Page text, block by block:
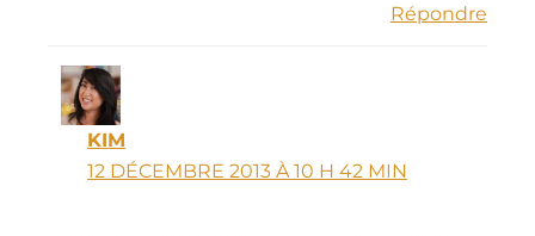
Répondre
KIM
12 DÉCEMBRE 2013 À 10 H 42 MIN